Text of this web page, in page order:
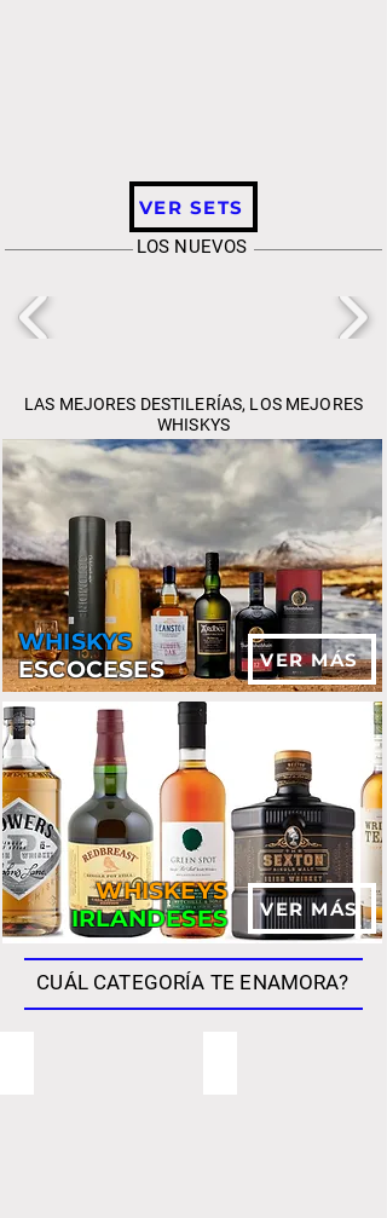
VER SETS
LOS NUEVOS
LAS MEJORES DESTILERÍAS, LOS MEJORES
WHISKYS
WHISKYS
ESCOCESES
VER MÁS
WHISKEYS
IRLANDESES
VER MÁS
CUÁL CATEGORÍA TE ENAMORA?